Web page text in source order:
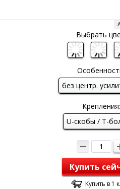
Выбрать
без центр.
Крепления:
U-скобы / T-
Купить
Купить в 1